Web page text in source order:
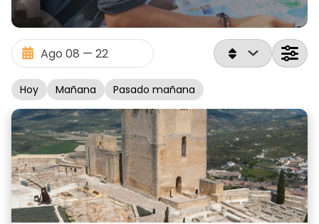
Hoy Mañana Pasado mañana